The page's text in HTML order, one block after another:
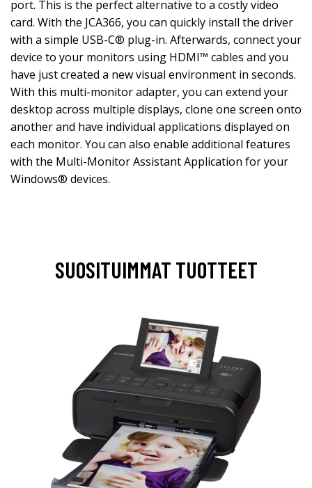
port. This is the perfect alternative to a costly video
card. With the JCA366, you can quickly install the driver
with a simple USB-C® plug-in. Afterwards, connect your
device to your monitors using HDMI™ cables and you
have just created a new visual environment in seconds.
With this multi-monitor adapter, you can extend your
desktop across multiple displays, clone one screen onto
another and have individual applications displayed on
each monitor. You can also enable additional features
with the Multi-Monitor Assistant Application for your
Windows® devices.
SUOSITUIMMAT TUOTTEET